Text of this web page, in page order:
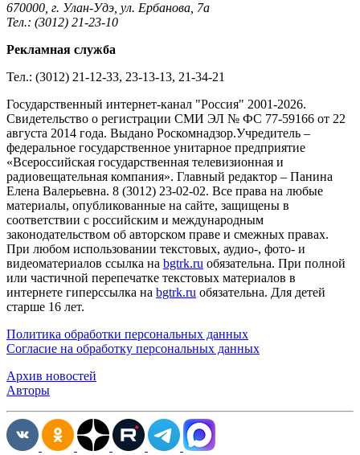
670000, г. Улан-Удэ, ул. Ербанова, 7а
Тел.: (3012) 21-23-10
Рекламная служба
Тел.: (3012) 21-12-33, 23-13-13, 21-34-21
Государственный интернет-канал "Россия" 2001-2026.
Cвидетельство о регистрации СМИ ЭЛ № ФС 77-59166 от 22
августа 2014 года. Выдано Роскомнадзор.Учредитель –
федеральное государственное унитарное предприятие
«Всероссийская государственная телевизионная и
радиовещательная компания». Главный редактор – Панина
Елена Валерьевна. 8 (3012) 23-02-02. Все права на любые
материалы, опубликованные на сайте, защищены в
соответствии с российским и международным
законодательством об авторском праве и смежных правах.
При любом использовании текстовых, аудио-, фото- и
видеоматериалов ссылка на bgtrk.ru обязательна. При полной
или частичной перепечатке текстовых материалов в
интернете гиперссылка на bgtrk.ru обязательна. Для детей
старше 16 лет.
Политика обработки персональных данных
Согласие на обработку персональных данных
Архив новостей
Авторы